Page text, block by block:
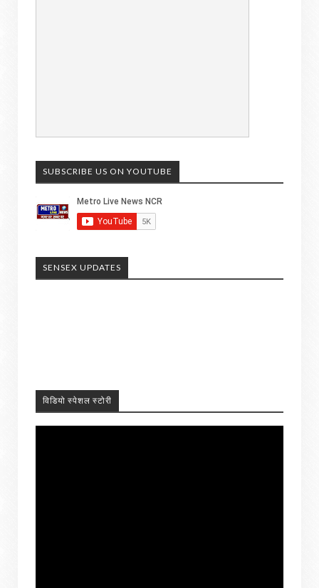
SUBSCRIBE US ON YOUTUBE
SENSEX UPDATES
विडियो स्पेशल स्टोरी